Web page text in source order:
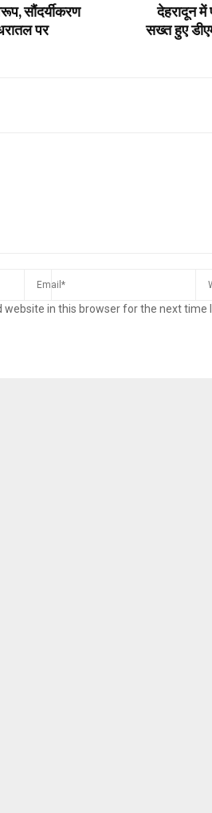
सौंदर्यीकरण
पर
देहरादून
सख्त हुए
website in this browser for the next time